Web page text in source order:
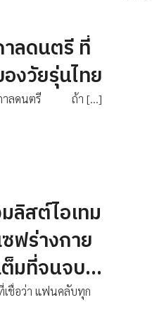
ลดนตรี ที่
งวัยรุ่นไทย
ทศกาลดนตรี ถ้า […]
ลิสต์ไอเทม
ฟร่างกาย
มที่จนจบ
เชื่อว่า แฟนคลับทุก